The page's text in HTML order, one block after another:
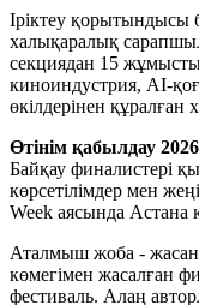
Іріктеу
халықаралық
секциядан 15
киноиндустрия, AI-
өкілдерінен
Өтінім қабылдау
Байқау финалистері
көрсетілімдер мен
Week аясында Астана
Аталмыш жоба -
көмегімен жасалған
фестиваль. Алаң